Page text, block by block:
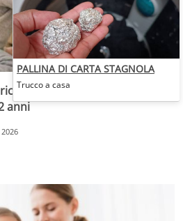
allo specchio: le tappe
anni
PALLINA DI CARTA STAGNOLA
Trucco a casa